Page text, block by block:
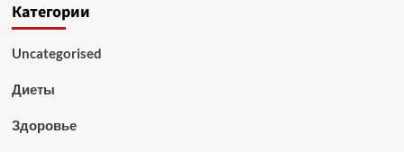
Категории
Uncategorised
Диеты
Здоровье